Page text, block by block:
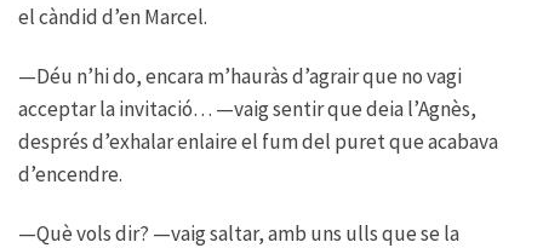
el càndid d’en Marcel.
—Déu n’hi do, encara m’hauràs d’agrair que no vagi
acceptar la invitació… —vaig sentir que deia l’Agnès,
després d’exhalar enlaire el fum del puret que acabava
d’encendre.
—Què vols dir? —vaig saltar, amb uns ulls que se la